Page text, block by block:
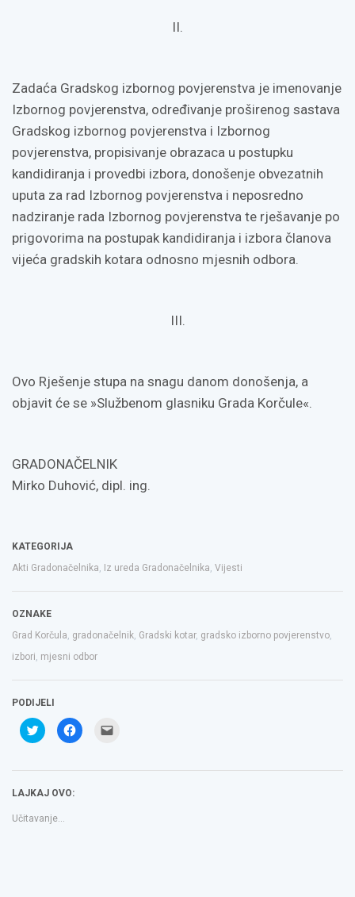
II.
Zadaća Gradskog izbornog povjerenstva je imenovanje
Izbornog povjerenstva, određivanje proširenog sastava
Gradskog izbornog povjerenstva i Izbornog
povjerenstva, propisivanje obrazaca u postupku
kandidiranja i provedbi izbora, donošenje obvezatnih
uputa za rad Izbornog povjerenstva i neposredno
nadziranje rada Izbornog povjerenstva te rješavanje po
prigovorima na postupak kandidiranja i izbora članova
vijeća gradskih kotara odnosno mjesnih odbora.
III.
Ovo Rješenje stupa na snagu danom donošenja, a
objavit će se »Službenom glasniku Grada Korčule«.
GRADONAČELNIK
Mirko Duhović, dipl. ing.
KATEGORIJA
Akti Gradonačelnika, Iz ureda Gradonačelnika, Vijesti
OZNAKE
Grad Korčula, gradonačelnik, Gradski kotar, gradsko izborno povjerenstvo,
izbori, mjesni odbor
PODIJELI
Podijeli
na
Twitteru
u
prozoru)
Klikom
podijelite
u to
LAJKAJ OVO:
Učitavanje...